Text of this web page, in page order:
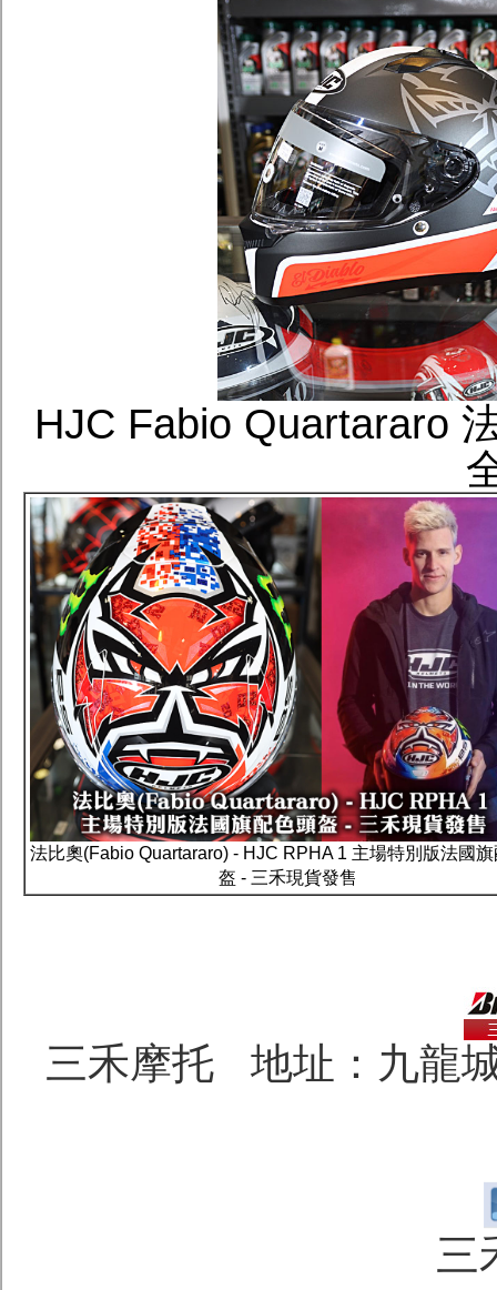
HJC Fabio Quartararo
法比奧(Fabio Quartararo) - HJC RPHA 1 主場特別版法國
盔 - 三禾現貨發售
三禾摩托 地址：九龍
三